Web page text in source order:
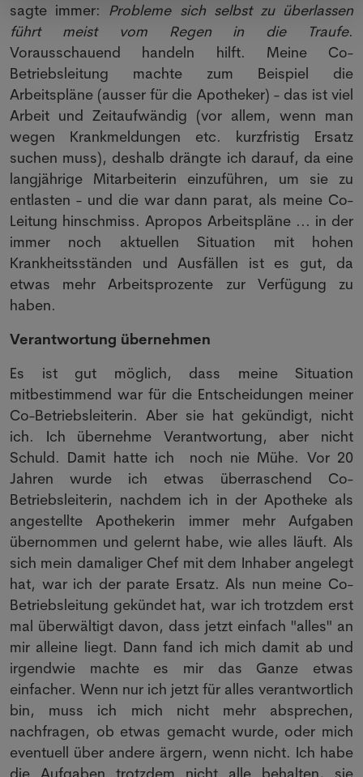
sagte immer: Probleme sich selbst zu überlassen
führt meist vom Regen in die Traufe.
Vorausschauend handeln hilft. Meine Co-
Betriebsleitung machte zum Beispiel die
Arbeitspläne (ausser für die Apotheker) - das ist viel
Arbeit und Zeitaufwändig (vor allem, wenn man
wegen Krankmeldungen etc. kurzfristig Ersatz
suchen muss), deshalb drängte ich darauf, da eine
langjährige Mitarbeiterin einzuführen, um sie zu
entlasten - und die war dann parat, als meine Co-
Leitung hinschmiss. Apropos Arbeitspläne ... in der
immer noch aktuellen Situation mit hohen
Krankheitsständen und Ausfällen ist es gut, da
etwas mehr Arbeitsprozente zur Verfügung zu
haben.
Verantwortung übernehmen
Es ist gut möglich, dass meine Situation
mitbestimmend war für die Entscheidungen meiner
Co-Betriebsleiterin. Aber sie hat gekündigt, nicht
ich. Ich übernehme Verantwortung, aber nicht
Schuld. Damit hatte ich noch nie Mühe. Vor 20
Jahren wurde ich etwas überraschend Co-
Betriebsleiterin, nachdem ich in der Apotheke als
angestellte Apothekerin immer mehr Aufgaben
übernommen und gelernt habe, wie alles läuft. Als
sich mein damaliger Chef mit dem Inhaber angelegt
hat, war ich der parate Ersatz. Als nun meine Co-
Betriebsleitung gekündet hat, war ich trotzdem erst
mal überwältigt davon, dass jetzt einfach "alles" an
mir alleine liegt. Dann fand ich mich damit ab und
irgendwie machte es mir das Ganze etwas
einfacher. Wenn nur ich jetzt für alles verantwortlich
bin, muss ich mich nicht mehr absprechen,
nachfragen, ob etwas gemacht wurde, oder mich
eventuell über andere ärgern, wenn nicht. Ich habe
die Aufgaben trotzdem nicht alle behalten, sie